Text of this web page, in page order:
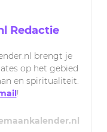
Redactie
brengt je
op het gebied
en spiritualiteit.
!